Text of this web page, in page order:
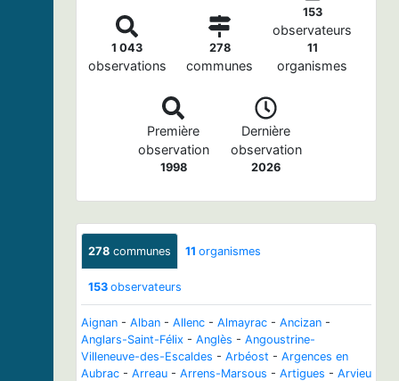
1 043
observations
278
communes
153
observateurs
11
organismes
Première
observation
1998
Dernière
observation
2026
278 communes 11 organismes
153 observateurs
Aignan - Alban - Allenc - Almayrac - Ancizan -
Anglars-Saint-Félix - Anglès - Angoustrine-
Villeneuve-des-Escaldes - Arbéost - Argences en
Aubrac - Arreau - Arrens-Marsous - Artigues - Arvieu